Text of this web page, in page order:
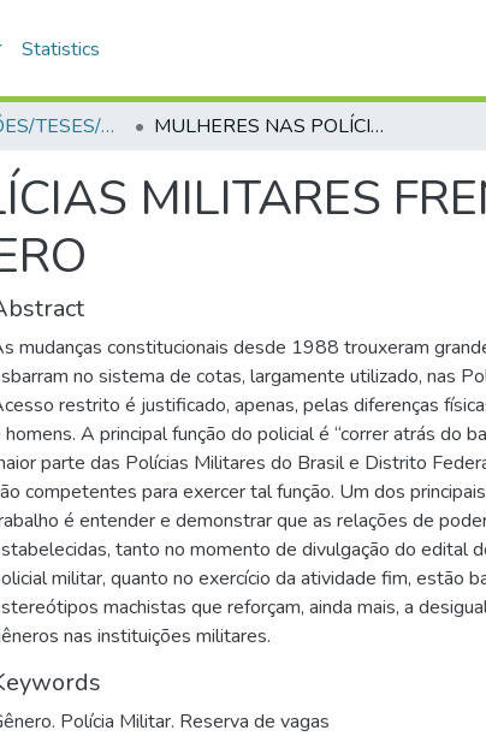
Statistics
DISSERTAÇÕES/TESES/MONOGRAFIAS MULHERES NAS POLÍCIAS MILITARES FRENTE A IGUALDADE DE GÊNERO
MILITARES
mudanças constitucionais desde 1988 trouxeram
no sistema de cotas, largamente utilizado, nas
restrito é justificado, apenas, pelas diferenças
homens. A principal função do policial é “correr atrás do
parte das Polícias Militares do Brasil e Distrito
competentes para exercer tal função. Um dos
é entender e demonstrar que as relações de
tanto no momento de divulgação do edital
militar, quanto no exercício da atividade fim, estão
machistas que reforçam, ainda mais, a
nas instituições militares.
Polícia Militar. Reserva de vagas